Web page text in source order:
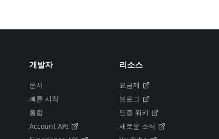
개발자
문서
빠른 시작
통합
Account API
리소스
요금제
블로그
인증 위키
새로운 소식